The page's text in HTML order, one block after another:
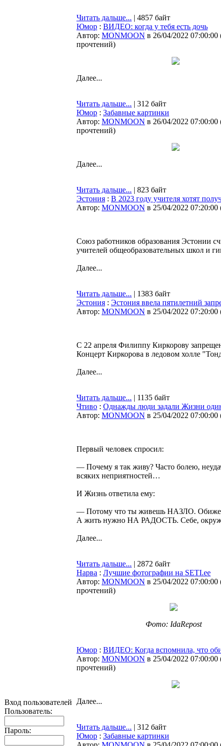
Вход пользователей
Пользователь:
Пароль:
Читать дальше... | 4857 байт
Юмор : ВИДЕО: когда у тебя есть дочь
Автор: MONMOON в 26/04/2022 07:00:00
прочтений)
Далее...
Читать дальше... | 312 байт
Юмор : Забавные картинки
Автор: MONMOON в 26/04/2022 07:00:00
прочтений)
Далее...
Читать дальше... | 823 байт
Эстония : В 2023 году учителя хотят
Автор: MONMOON в 25/04/2022 07:20:00
Союз работников образования Эстонии
учителей общеобразовательных школ и
Далее...
Читать дальше... | 1383 байт
Эстония : Эстония ввела пятилетний
Автор: MONMOON в 25/04/2022 07:20:00
С 22 апреля Филиппу Киркорову
Концерт Киркорова в ледовом холле
Далее...
Читать дальше... | 1135 байт
Чтиво : Однажды люди задали Жизни
Автор: MONMOON в 25/04/2022 07:00:00
Первый человек спросил:
— Почему я так живу? Часто болею,
всяких неприятностей…
И Жизнь ответила ему:
— Потому что ты живешь НАЗЛО. Обижен
А жить нужно НА РАДОСТЬ. Себе,
Далее...
Читать дальше... | 2872 байт
Нарва : Лучшие фотографии на SETI.ee
Автор: MONMOON в 25/04/2022 07:00:00
прочтений)
Фото: IdaRepost
Юмор : ВИДЕО: Когда вспомнила, что
Автор: MONMOON в 25/04/2022 07:00:00
прочтений)
Далее...
Читать дальше... | 312 байт
Юмор : Забавные картинки